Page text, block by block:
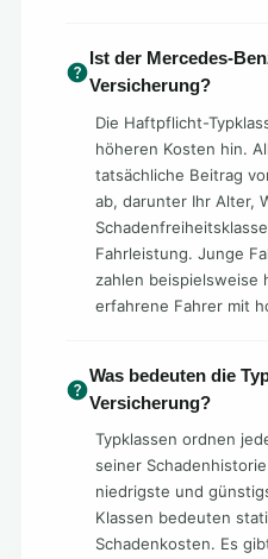
Ist der Mercedes-
Versicherung?
Die Haftpflicht-
höheren Kosten hin.
tatsächliche Beitrag
ab, darunter Ihr Alter,
Fahrleistung. Junge
zahlen beispielsweise
erfahrene Fahrer mit
Was bedeuten die
Versicherung?
Typklassen ordnen
seiner
niedrigste und
Klassen bedeuten
Schadenkosten. Es